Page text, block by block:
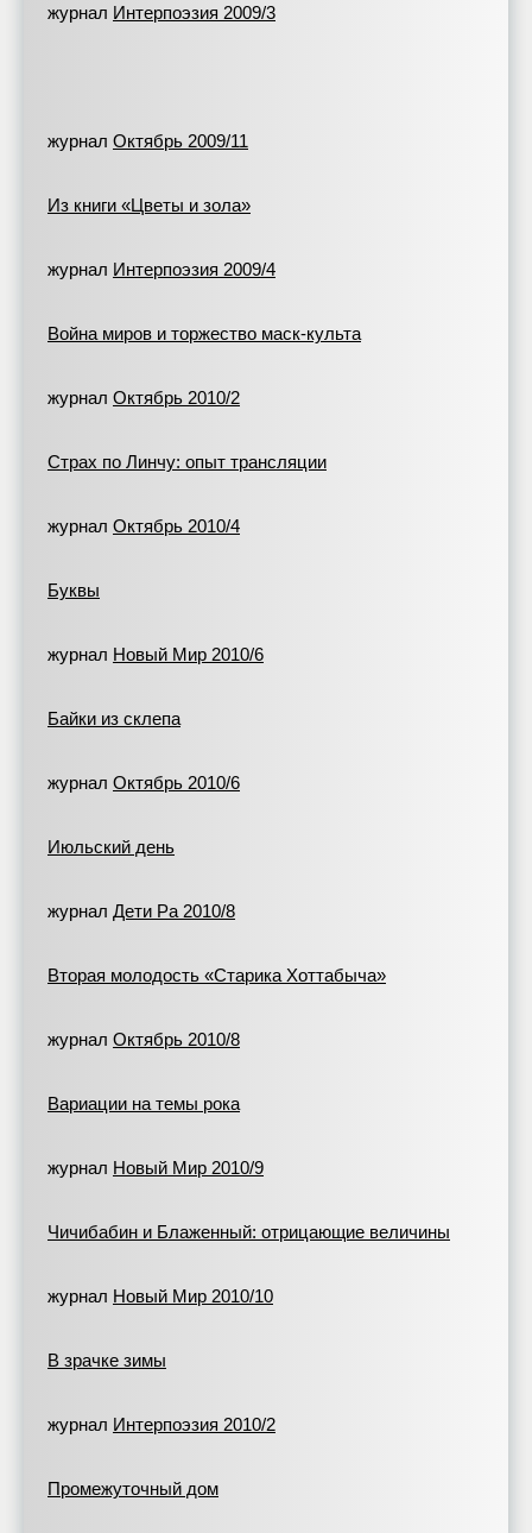
журнал Интерпоэзия 2009/3
журнал Октябрь 2009/11
Из книги «Цветы и зола»
журнал Интерпоэзия 2009/4
Война миров и торжество маск-культа
журнал Октябрь 2010/2
Страх по Линчу: опыт трансляции
журнал Октябрь 2010/4
Буквы
журнал Новый Мир 2010/6
Байки из склепа
журнал Октябрь 2010/6
Июльский день
журнал Дети Ра 2010/8
Вторая молодость «Старика Хоттабыча»
журнал Октябрь 2010/8
Вариации на темы рока
журнал Новый Мир 2010/9
Чичибабин и Блаженный: отрицающие величины
журнал Новый Мир 2010/10
В зрачке зимы
журнал Интерпоэзия 2010/2
Промежуточный дом